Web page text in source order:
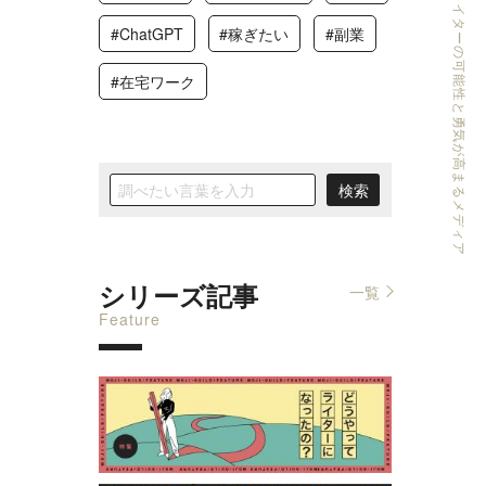
#ChatGPT #稼ぎたい #副業
#在宅ワーク
シリーズ記事
Feature
一覧
ライターの可能性と勇気が高まるメディア